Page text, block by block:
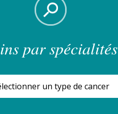
par spécialités
un type de cancer